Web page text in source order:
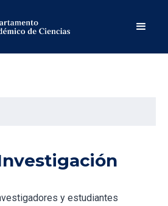
y estudiantes